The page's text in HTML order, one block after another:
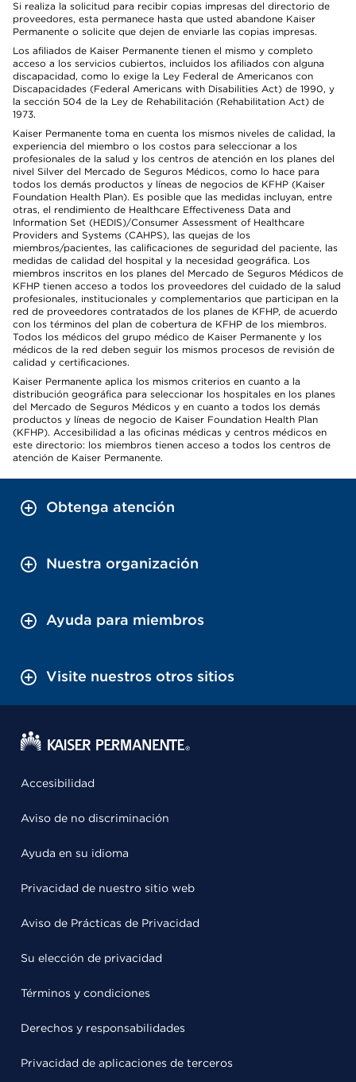
Si realiza la solicitud para recibir copias impresas del directorio de
proveedores, esta permanece hasta que usted abandone Kaiser
Permanente o solicite que dejen de enviarle las copias impresas.
Los afiliados de Kaiser Permanente tienen el mismo y completo
acceso a los servicios cubiertos, incluidos los afiliados con alguna
discapacidad, como lo exige la Ley Federal de Americanos con
Discapacidades (Federal Americans with Disabilities Act) de 1990, y
la sección 504 de la Ley de Rehabilitación (Rehabilitation Act) de
1973.
Kaiser Permanente toma en cuenta los mismos niveles de calidad, la
experiencia del miembro o los costos para seleccionar a los
profesionales de la salud y los centros de atención en los planes del
nivel Silver del Mercado de Seguros Médicos, como lo hace para
todos los demás productos y líneas de negocios de KFHP (Kaiser
Foundation Health Plan). Es posible que las medidas incluyan, entre
otras, el rendimiento de Healthcare Effectiveness Data and
Information Set (HEDIS)/Consumer Assessment of Healthcare
Providers and Systems (CAHPS), las quejas de los
miembros/pacientes, las calificaciones de seguridad del paciente, las
medidas de calidad del hospital y la necesidad geográfica. Los
miembros inscritos en los planes del Mercado de Seguros Médicos de
KFHP tienen acceso a todos los proveedores del cuidado de la salud
profesionales, institucionales y complementarios que participan en la
red de proveedores contratados de los planes de KFHP, de acuerdo
con los términos del plan de cobertura de KFHP de los miembros.
Todos los médicos del grupo médico de Kaiser Permanente y los
médicos de la red deben seguir los mismos procesos de revisión de
calidad y certificaciones.
Kaiser Permanente aplica los mismos criterios en cuanto a la
distribución geográfica para seleccionar los hospitales en los planes
del Mercado de Seguros Médicos y en cuanto a todos los demás
productos y líneas de negocio de Kaiser Foundation Health Plan
(KFHP). Accesibilidad a las oficinas médicas y centros médicos en
este directorio: los miembros tienen acceso a todos los centros de
atención de Kaiser Permanente.
Obtenga atención
Nuestra organización
Ayuda para miembros
Visite nuestros otros sitios
Accesibilidad
Aviso de no discriminación
Ayuda en su idioma
Privacidad de nuestro sitio web
Aviso de Prácticas de Privacidad
Su elección de privacidad
Términos y condiciones
Derechos y responsabilidades
Privacidad de aplicaciones de terceros